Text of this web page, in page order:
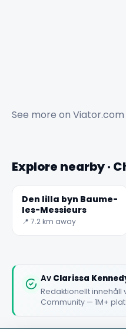
See more on Viator.com
Explore nearby ·
Den lilla byn Baume-
les-Messieurs
📍 7.2 km away
Av Clarissa
Redaktionellt innehåll
Community — 1M+